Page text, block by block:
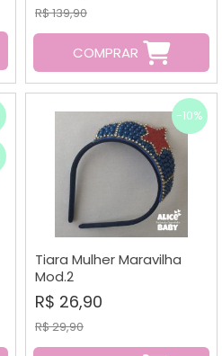
R$ 139,90
COMPRAR
-10%
Tiara Mulher Maravilha
Mod.2
R$ 26,90
R$ 29,90